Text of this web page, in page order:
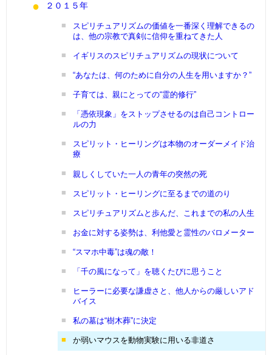
２０１５年
スピリチュアリズムの価値を一番深く理解できるの
は、他の宗教で真剣に信仰を重ねてきた人
イギリスのスピリチュアリズムの現状について
“あなたは、何のために自分の人生を用いますか？”
子育ては、親にとっての“霊的修行”
「憑依現象」をストップさせるのは自己コントロー
ルの力
スピリット・ヒーリングは本物のオーダーメイド治
療
親しくしていた一人の青年の突然の死
スピリット・ヒーリングに至るまでの道のり
スピリチュアリズムと歩んだ、これまでの私の人生
お金に対する姿勢は、利他愛と霊性のバロメーター
“スマホ中毒”は魂の敵！
「千の風になって」を聴くたびに思うこと
ヒーラーに必要な謙虚さと、他人からの厳しいアド
バイス
私の墓は“樹木葬”に決定
か弱いマウスを動物実験に用いる非道さ